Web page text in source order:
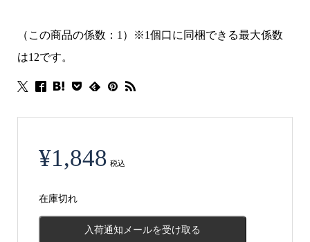
（この商品の係数：1）※1個口に同梱できる最大係数
は12です。
¥1,848 税込
在庫切れ
入荷通知メールを受け取る